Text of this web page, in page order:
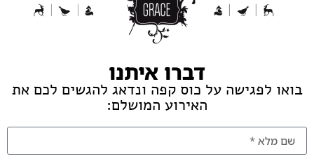
דברו איתנו
בואו לפגישה על כוס קפה ונדאג להגשים לכם את
האירוע המושלם: